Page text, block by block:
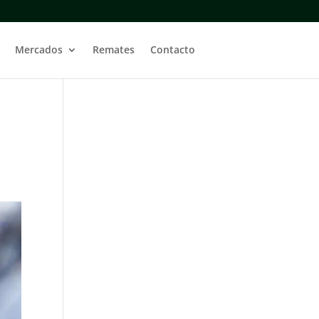
Mercados Remates Contacto